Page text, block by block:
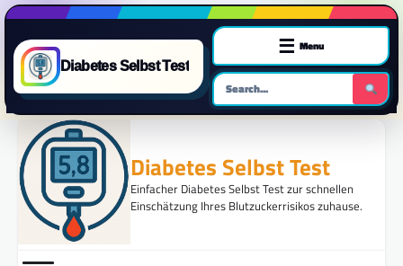
Diabetes Selbst Test
☰ Menu
content
Diabetes Selbst Test
Einfacher Diabetes Selbst Test zur schnellen
Einschätzung Ihres Blutzuckerrisikos zuhause.